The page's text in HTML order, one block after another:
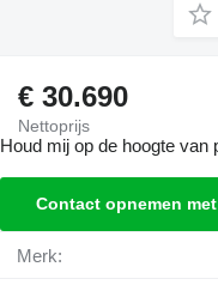
€ 30.690
Nettoprijs
Houd mij op de hoogte van
Contact opnemen
Merk: